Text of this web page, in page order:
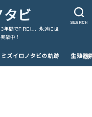
SEARCH
タビ
年間でFIREし、永遠に世
験中！
ミズイロノタビの軌跡 生殖器